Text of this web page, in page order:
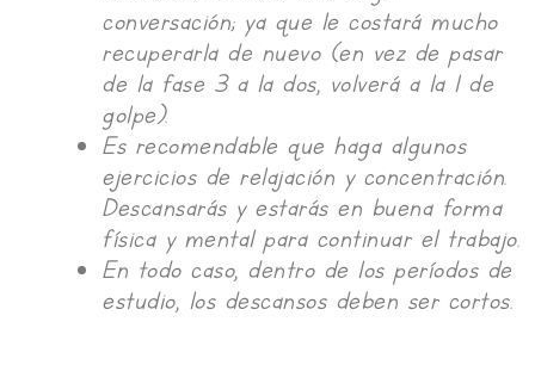
conversación; ya que le costará mucho
recuperarla de nuevo (en vez de pasar
de la fase 3 a la dos, volverá a la 1 de
golpe).
Es recomendable que haga algunos
ejercicios de relajación y concentración.
Descansarás y estarás en buena forma
física y mental para continuar el trabajo.
En todo caso, dentro de los períodos de
estudio, los descansos deben ser cortos.